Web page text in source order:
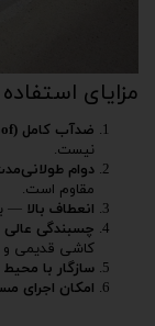
مزایای استفاده
ضدآب کامل (Waterproof)
نیست.
دوام
مقاوم است.
انعطاف بالا —
چسبندگی عالی
کاشی قدیمی و
سازگار با
امکان اجرای